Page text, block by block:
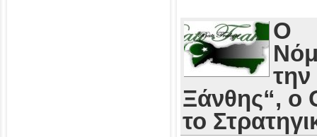
Ο
Ξάνθης“, ο
το